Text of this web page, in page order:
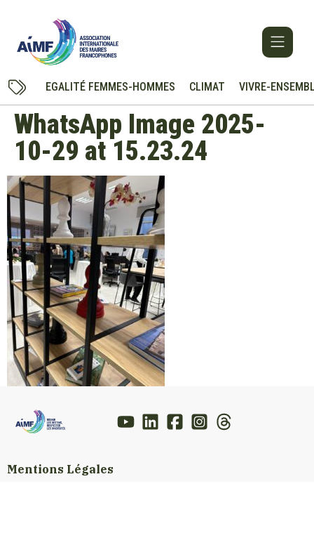
EGALITÉ FEMMES-HOMMES CLIMAT VIVRE-
WhatsApp Image 2025-
10-29 at 15.23.24
Mentions Légales